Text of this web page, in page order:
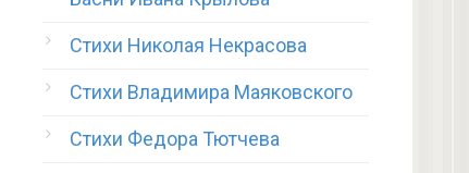
Стихи Николая Некрасова
Стихи Владимира Маяковского
Стихи Федора Тютчева